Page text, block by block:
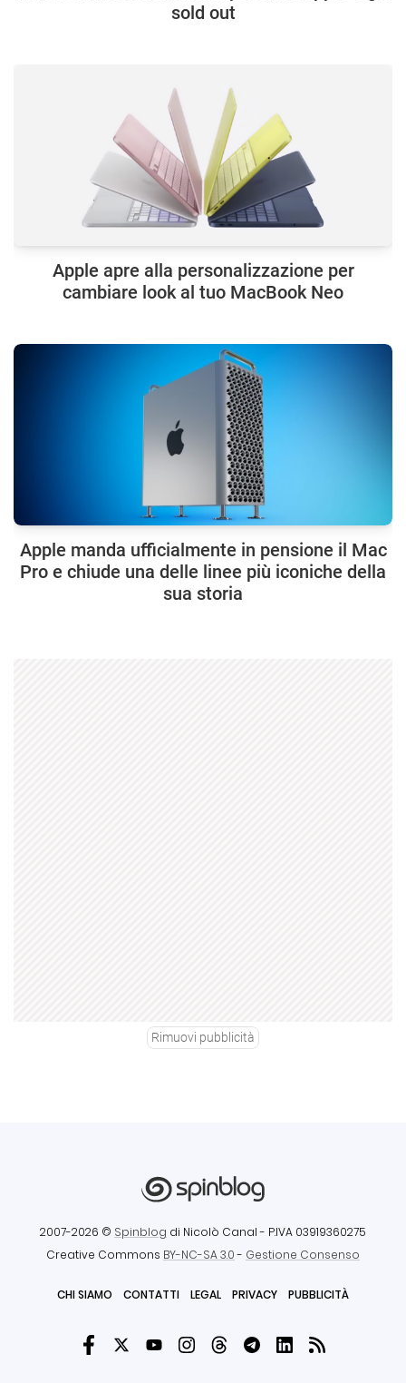
sold out
Apple apre alla personalizzazione per
cambiare look al tuo MacBook Neo
Apple manda ufficialmente in pensione il Mac
Pro e chiude una delle linee più iconiche della
sua storia
Rimuovi pubblicità
2007-2026 © Spinblog di Nicolò Canal - P.IVA 03919360275
Creative Commons BY-NC-SA 3.0- Gestione Consenso
CHI SIAMO CONTATTI LEGAL PRIVACY PUBBLICITÀ